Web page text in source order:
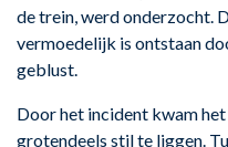
de trein, werd onderzocht.
vermoedelijk is ontstaan
geblust.
Door het incident kwam
grotendeels stil te liggen.